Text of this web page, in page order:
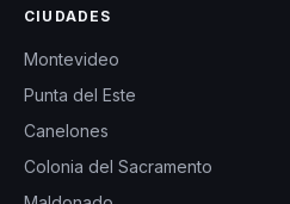
CIUDADES
Montevideo
Punta del Este
Canelones
Colonia del Sacramento